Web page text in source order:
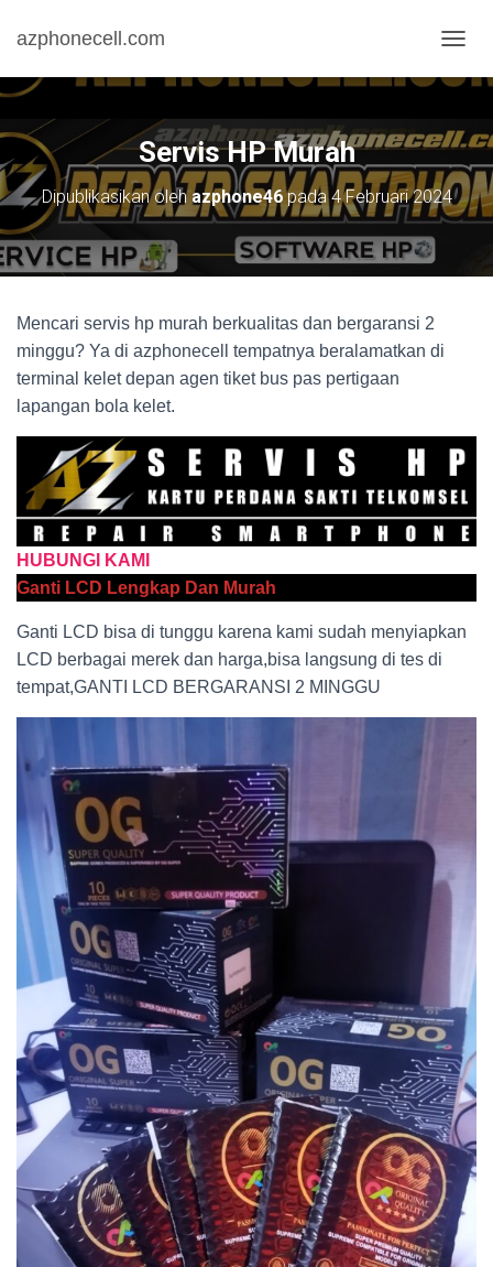
azphonecell.com
O
L
N
A
V
Servis HP Murah
Dipublikasikan olehazphone46pada4 Februari 2024
Mencari servis hp murah berkualitas dan bergaransi 2
minggu? Ya di azphonecell tempatnya beralamatkan di
terminal kelet depan agen tiket bus pas pertigaan
lapangan bola kelet.
HUBUNGI KAMI
Ganti LCD Lengkap Dan Murah
Ganti LCD bisa di tunggu karena kami sudah menyiapkan
LCD berbagai merek dan harga,bisa langsung di tes di
tempat,GANTI LCD BERGARANSI 2 MINGGU